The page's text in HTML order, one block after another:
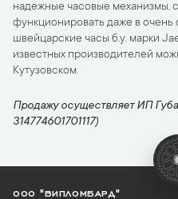
надежные часовые механизмы,
функционировать даже в
швейцарские часы б.у. марки
известных производителей
Кутузовском.
Продажу осуществляет ИП
314774601701117)
ООО "ВИПЛОМБАРД"